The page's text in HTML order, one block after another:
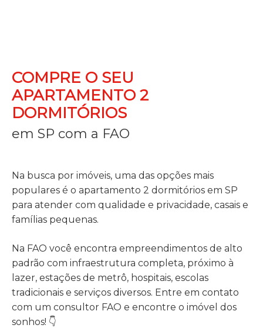
COMPRE O SEU
APARTAMENTO 2
DORMITÓRIOS
em SP com a FAO
Na busca por imóveis, uma das opções mais
populares é o apartamento 2 dormitórios em SP
para atender com qualidade e privacidade, casais e
famílias pequenas.
Na FAO você encontra empreendimentos de alto
padrão com infraestrutura completa, próximo à
lazer, estações de metrô, hospitais, escolas
tradicionais e serviços diversos. Entre em contato
com um consultor FAO e encontre o imóvel dos
sonhos! 👇